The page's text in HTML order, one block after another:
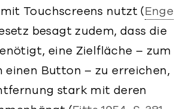
Touchscreens nutzt (Enge
besagt zudem, dass die
eine Zielfläche – zum
einen Button – zu erreichen,
stark mit deren